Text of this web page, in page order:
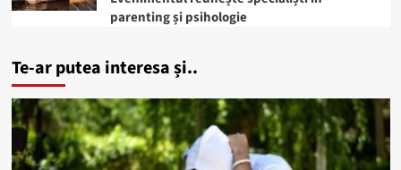
parenting și psihologie
Te-ar putea interesa și..